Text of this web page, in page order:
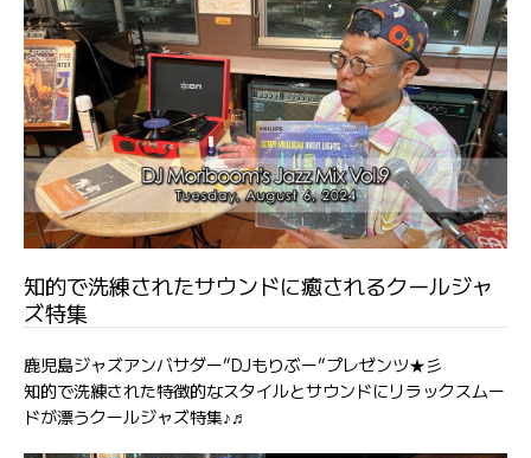
知的で洗練されたサウンドに癒されるクールジャ
ズ特集
鹿児島ジャズアンバサダー”DJもりぶー”プレゼンツ★彡
知的で洗練された特徴的なスタイルとサウンドにリラックスムー
ドが漂うクールジャズ特集♪♬